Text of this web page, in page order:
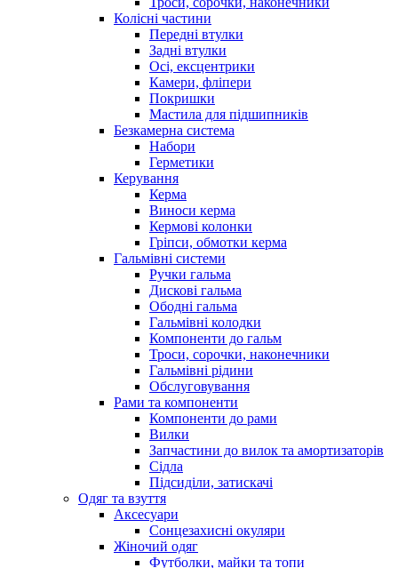
Колісні частини
Передні втулки
Задні втулки
Осі, ексцентрики
Камери, фліпери
Покришки
Мастила для підшипників
Безкамерна система
Набори
Герметики
Керування
Керма
Виноси керма
Кермові колонки
Гріпси, обмотки керма
Гальмівні системи
Ручки гальма
Дискові гальма
Ободні гальма
Гальмівні колодки
Компоненти до гальм
Троси, сорочки, наконечники
Гальмівні рідини
Обслуговування
Рами та компоненти
Компоненти до рами
Вилки
Запчастини до вилок та амортизаторів
Сідла
Підсиділи, затискачі
Одяг та взуття
Аксесуари
Сонцезахисні окуляри
Жіночий одяг
Футболки, майки та топи